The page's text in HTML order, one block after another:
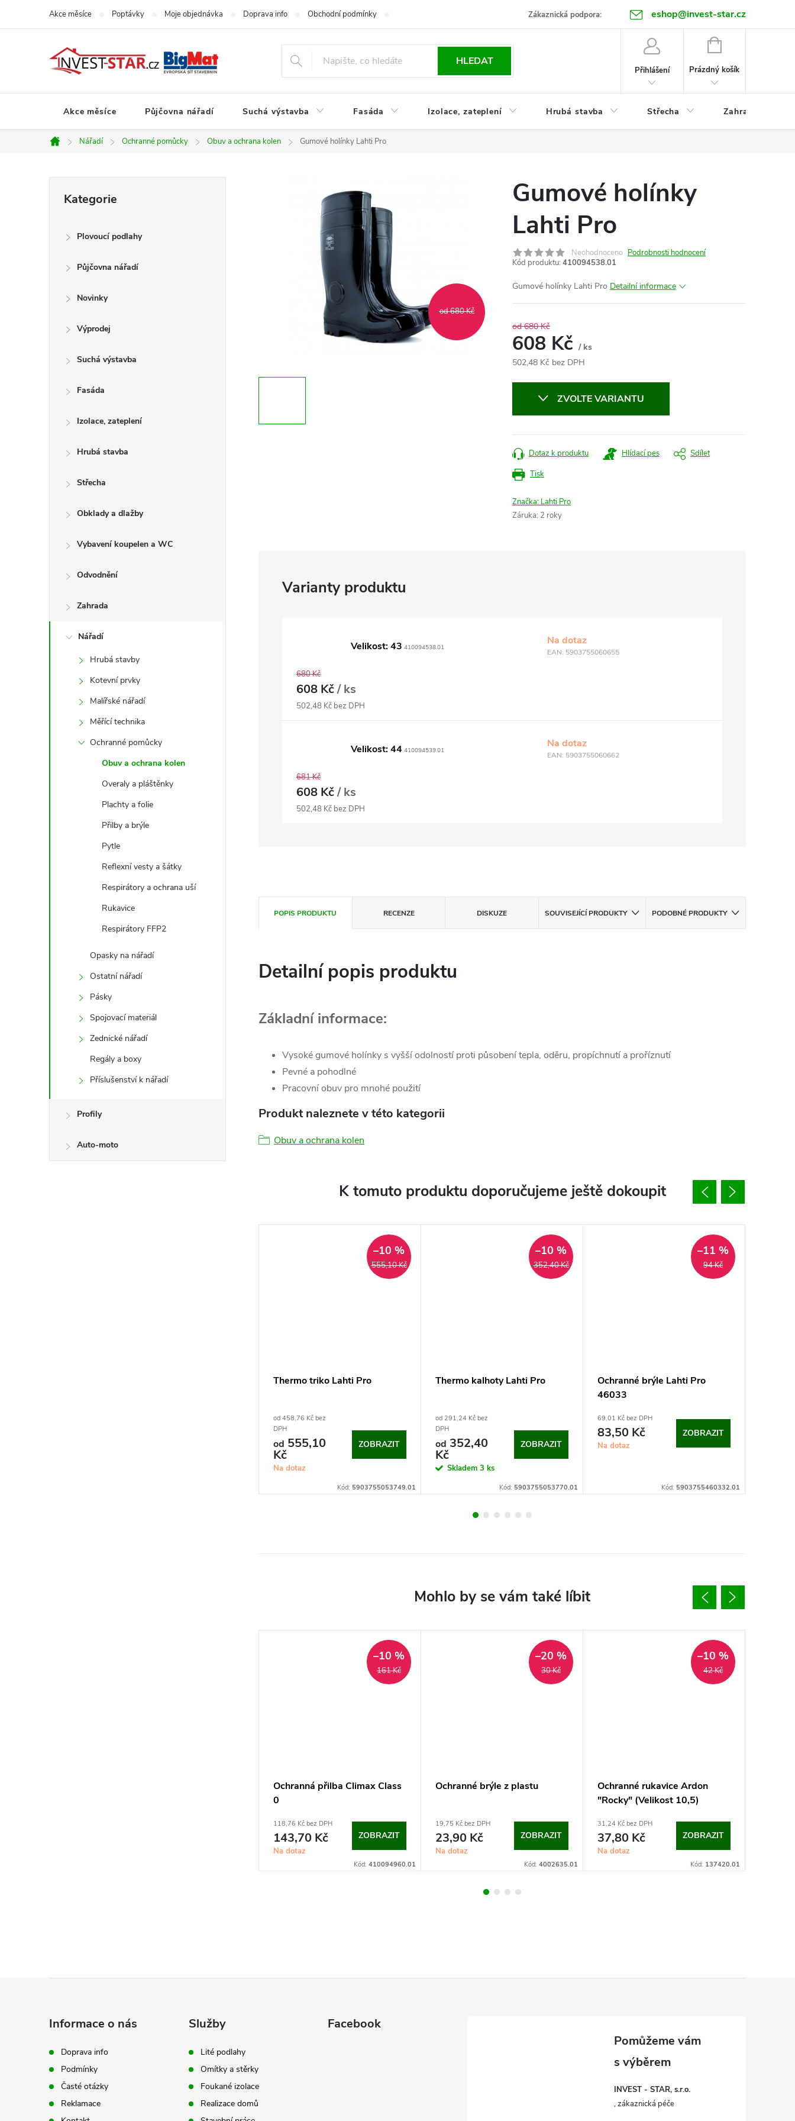
Zákaznická podpora: eshop@invest-star.cz
Akce měsíce Poptávky Moje objednávka Doprava info Obchodní podmínky Kontakt
HLEDAT
Přihlášení
NÁKUPNÍ
Prázdný košík
Akce měsíce Půjčovna nářadí Suchá výstavba Fasáda Izolace, zateplení Hrubá stavba Střecha Zahrada
Domů
Nářadí Ochranné pomůcky Obuv a ochrana kolen Gumové holínky Lahti Pro
kategorie
Kategorie
Plovoucí podlahy
Půjčovna nářadí
Novinky
Výprodej
Suchá výstavba
Fasáda
Izolace, zateplení
Hrubá stavba
Střecha
Obklady a dlažby
Vybavení koupelen a WC
Odvodnění
Zahrada
Nářadí
Hrubá stavby
Kotevní prvky
Malířské nářadí
Měřící technika
Ochranné pomůcky
Obuv a ochrana kolen
Overaly a pláštěnky
Plachty a folie
Přilby a brýle
Pytle
Reflexní vesty a šátky
Respirátory a ochrana uší
Rukavice
Respirátory FFP2
Opasky na nářadí
Ostatní nářadí
Pásky
Spojovací materiál
Zednické nářadí
Regály a boxy
Příslušenství k nářadí
Profily
Auto-moto
od 680 Kč
Gumové holínky
Lahti Pro
Neohodnoceno Podrobnosti hodnocení
Kód produktu: 410094538.01
Gumové holínky Lahti Pro Detailní informace
od 680 Kč
608 Kč / ks
502,48 Kč bez DPH
ZVOLTE VARIANTU
Tisk
Dotaz k produktu Hlídací pes Sdílet
Značka: Lahti Pro
Záruka: 2 roky
Velikost: 43 410094538.01
Na dotaz
EAN: 5903755060655
680 Kč
608 Kč/ ks
502,48 Kč bez DPH
Velikost: 44 410094539.01
Na dotaz
EAN: 5903755060662
681 Kč
608 Kč/ ks
502,48 Kč bez DPH
POPIS PRODUKTU RECENZE DISKUZE SOUVISEJÍCÍ PRODUKTY PODOBNÉ PRODUKTY
Detailní popis produktu
Základní informace:
Vysoké gumové holínky s vyšší odolností proti působení tepla, oděru, propíchnutí a proříznutí
Pevné a pohodlné
Pracovní obuv pro mnohé použití
Produkt naleznete v této kategorii
Obuv a ochrana kolen
K tomuto produktu doporučujeme ještě dokoupit
555,10 Kč
–10 %
Thermo triko Lahti Pro
od 458,76 Kč bez
DPH
od 555,10
Kč
Na dotaz
ZOBRAZIT
Kód: 5903755053749.01
352,40 Kč
–10 %
Thermo kalhoty Lahti Pro
od 291,24 Kč bez
DPH
od 352,40
Kč
Skladem 3 ks
ZOBRAZIT
Kód: 5903755053770.01
94 Kč
–11 %
Ochranné brýle Lahti Pro
46033
69,01 Kč bez DPH
83,50 Kč
Na dotaz
ZOBRAZIT
Kód: 5903755460332.01
161 Kč
–10 %
Ochranná přilba Climax Class
0
118,76 Kč bez DPH
143,70 Kč
Na dotaz
ZOBRAZIT
Kód: 410094960.01
30 Kč
–20 %
Ochranné brýle z plastu
19,75 Kč bez DPH
23,90 Kč
Na dotaz
ZOBRAZIT
Kód: 4002635.01
42 Kč
–10 %
Ochranné rukavice Ardon
"Rocky" (Velikost 10,5)
31,24 Kč bez DPH
37,80 Kč
Na dotaz
ZOBRAZIT
Kód: 137420.01
Informace o nás
Doprava info
Podmínky
Časté otázky
Reklamace
Služby
Lité podlahy
Omítky a stěrky
Foukané izolace
Realizace domů
Facebook
INVEST - STAR, s.r.o.